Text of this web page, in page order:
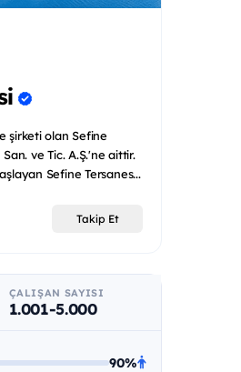
şirketi olan Sefine
ve Tic. A.Ş.'ne aittir.
Sefine Tersanes...
Takip Et
ÇALIŞAN SAYISI
1.001-5.000
90%